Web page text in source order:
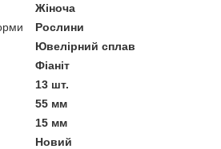
Жіноча
Рослини
Ювелірний сплав
Фіаніт
13 шт.
55 мм
15 мм
Новий